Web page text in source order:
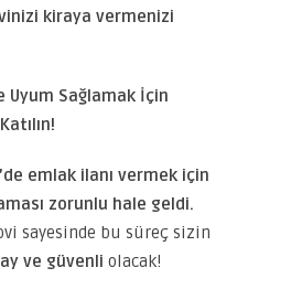
kiraya vermenizi
Uyum Sağlamak İçin
emlak ilanı vermek için
zorunlu hale geldi.
sayesinde bu süreç sizin
ve güvenli olacak!